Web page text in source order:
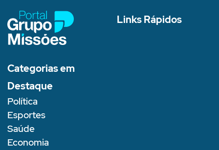
Links Rápidos
Categorias em
Destaque
Política
Esportes
Saúde
Economia